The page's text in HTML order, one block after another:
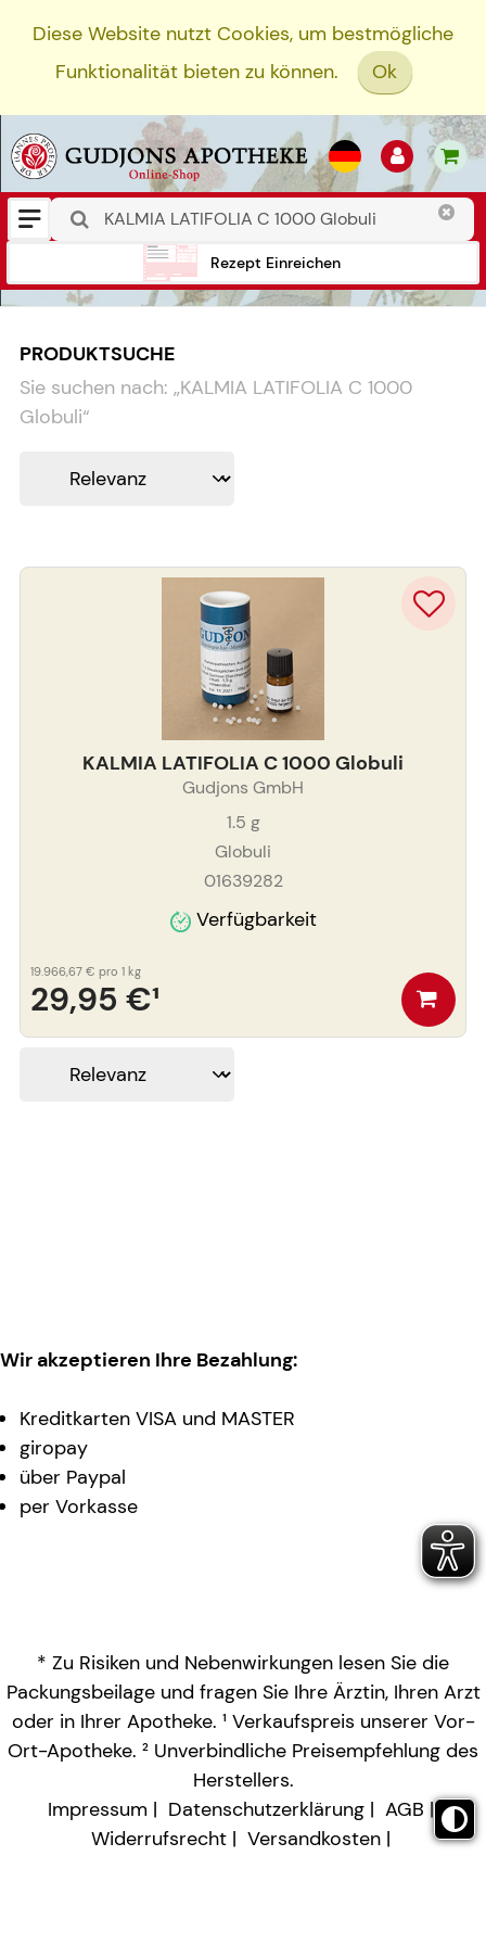
Diese Website nutzt Cookies, um bestmögliche
Funktionalität bieten zu können.
Ok
Rezept Einreichen
PRODUKTSUCHE
Sie suchen nach: „KALMIA LATIFOLIA C 1000
Globuli“
KALMIA LATIFOLIA C 1000 Globuli
Gudjons GmbH
1.5 g
Globuli
01639282
Verfügbarkeit
29,95 €¹
19.966,67 € pro 1 kg
Wir akzeptieren Ihre Bezahlung:
Kreditkarten VISA und MASTER
giropay
über Paypal
per Vorkasse
* Zu Risiken und Nebenwirkungen lesen Sie die
Packungsbeilage und fragen Sie Ihre Ärztin, Ihren Arzt
oder in Ihrer Apotheke. ¹ Verkaufspreis unserer Vor-
Ort-Apotheke. ² Unverbindliche Preisempfehlung des
Herstellers.
Impressum
Datenschutzerklärung
AGB
Widerrufsrecht
Versandkosten